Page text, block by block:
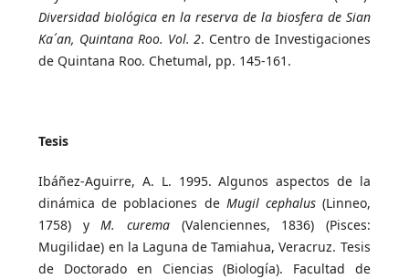
Diversidad biológica en la reserva de la biosfera de Sian
Ka´an, Quintana Roo. Vol. 2. Centro de Investigaciones
de Quintana Roo. Chetumal, pp. 145-161.
Tesis
Ibáñez-Aguirre, A. L. 1995. Algunos aspectos de la
dinámica de poblaciones de Mugil cephalus(Linneo,
1758) yM. curema (Valenciennes, 1836) (Pisces:
Mugilidae) en la Laguna de Tamiahua, Veracruz. Tesis
de Doctorado en Ciencias (Biología). Facultad de